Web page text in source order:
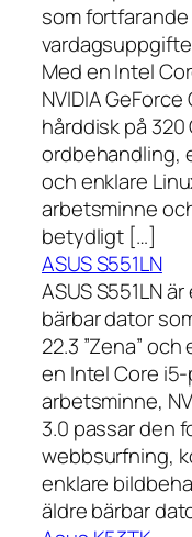
som fortfarande
Med en Intel
NVIDIA
hårddisk på
ordbehandling,
och enklare
arbetsminne
betydligt […]
ASUS S551LN
ASUS S551LN
bärbar dator
22.3 ”Zena”
en Intel Core
arbetsminne,
3.0 passar den
webbsurfning,
enklare
äldre bärbar